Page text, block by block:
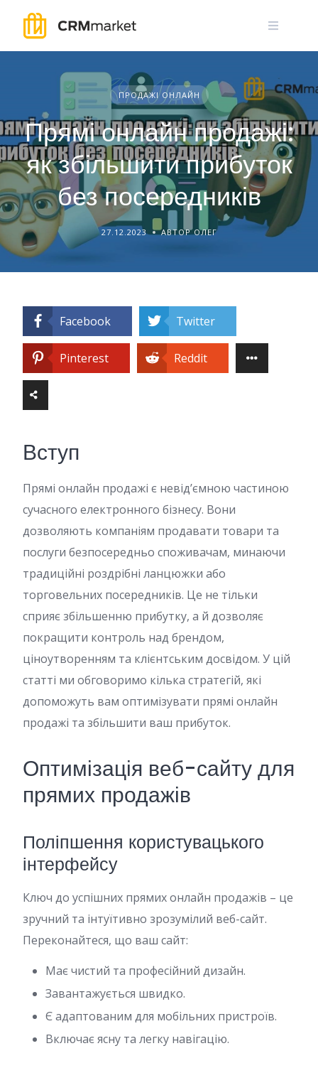
content
ПРОДАЖІ ОНЛАЙН
Прямі онлайн продажі:
як збільшити прибуток
без посередників
27.12.2023 АВТОР ОЛЕГ
Facebook Twitter
Pinterest Reddit
Вступ
Прямі онлайн продажі є невід’ємною частиною
сучасного електронного бізнесу. Вони
дозволяють компаніям продавати товари та
послуги безпосередньо споживачам, минаючи
традиційні роздрібні ланцюжки або
торговельних посередників. Це не тільки
сприяє збільшенню прибутку, а й дозволяє
покращити контроль над брендом,
ціноутворенням та клієнтським досвідом. У цій
статті ми обговоримо кілька стратегій, які
допоможуть вам оптимізувати прямі онлайн
продажі та збільшити ваш прибуток.
Оптимізація веб-сайту для
прямих продажів
Поліпшення користувацького
інтерфейсу
Ключ до успішних прямих онлайн продажів – це
зручний та інтуїтивно зрозумілий веб-сайт.
Переконайтеся, що ваш сайт:
Має чистий та професійний дизайн.
Завантажується швидко.
Є адаптованим для мобільних пристроїв.
Включає ясну та легку навігацію.